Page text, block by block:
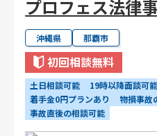
プロフェス法律
沖縄県 那覇市
初回相談無料
土日相談可能 19時以降面談可能
着手金0円プランあり
物損事故
事故直後の相談可能